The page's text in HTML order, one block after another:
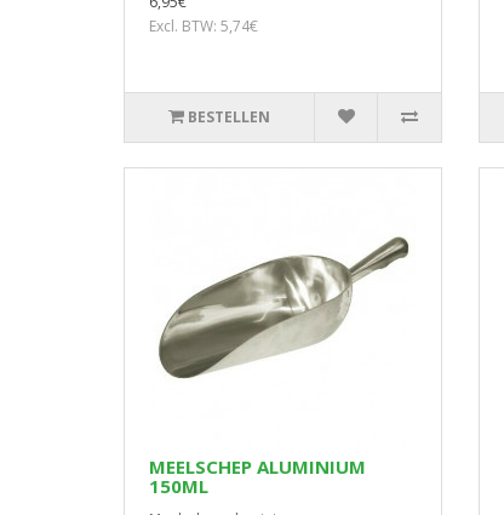
Excl. BTW: 5,74€
BESTELLEN
MEELSCHEP ALUMINIUM
150ML